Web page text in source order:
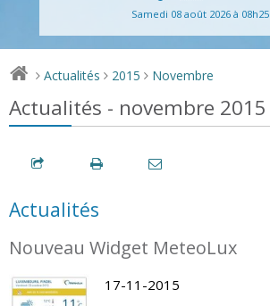
Samedi 08 août 2026 à 08h25
> Actualités > 2015 > Novembre
Actualités - novembre 2015
Actualités
Nouveau Widget MeteoLux
17-11-2015